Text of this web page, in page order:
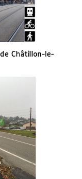
de Châtillon-le-